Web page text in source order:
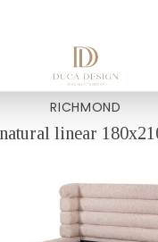
RICHMOND
linear